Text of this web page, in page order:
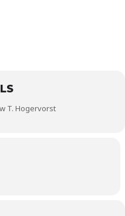
T. Hogervorst